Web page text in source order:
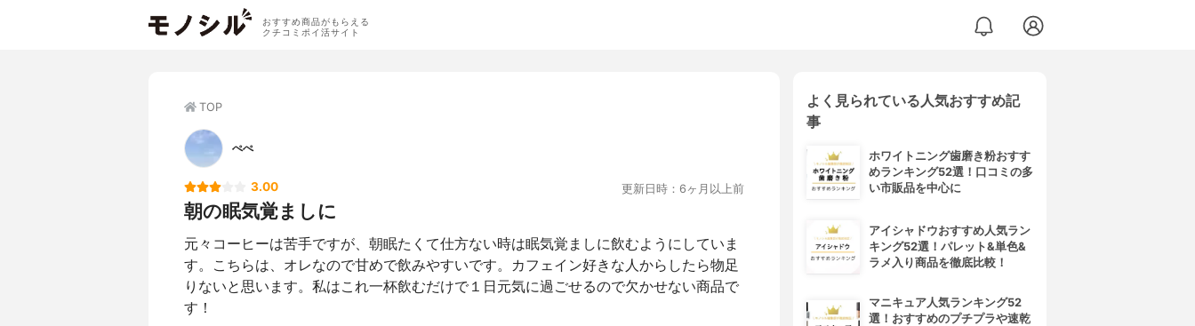
おすすめ商品がもらえる
クチコミポイ活サイト
TOP
ぺぺ
3.00 更新日時：6ヶ月以上前
朝の眠気覚ましに
元々コーヒーは苦手ですが、朝眠たくて仕方ない時は眠気覚ましに飲むようにしていま
す。こちらは、オレなので甘めで飲みやすいです。カフェイン好きな人からしたら物足
りないと思います。私はこれ一杯飲むだけで１日元気に過ごせるので欠かせない商品で
す！
よく見られている人気おすすめ記
事
ホワイトニング歯磨き粉おすす
めランキング52選！口コミの多
い市販品を中心に
アイシャドウおすすめ人気ラン
キング52選！パレット&単色&
ラメ入り商品を徹底比較！
マニキュア人気ランキング52
選！おすすめのプチプラや速乾